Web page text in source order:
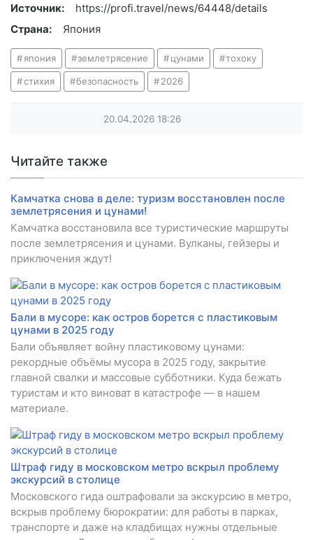
Источник:
https://profi.travel/news/64448/details
Страна:
Япония
япония землетрясение цунами тохоку
стихия безопасность 2026
20.04.2026 18:26
Читайте также
Камчатка снова в деле: туризм восстановлен после
землетрясения и цунами!
Камчатка восстановила все туристические маршруты
после землетрясения и цунами. Вулканы, гейзеры и
приключения ждут!
Бали в мусоре: как остров борется с пластиковым
цунами в 2025 году
Бали объявляет войну пластиковому цунами:
рекордные объёмы мусора в 2025 году, закрытие
главной свалки и массовые субботники. Куда бежать
туристам и кто виноват в катастрофе — в нашем
материале.
Штраф гиду в московском метро вскрыл проблему
экскурсий в столице
Московского гида оштрафовали за экскурсию в метро,
вскрыв проблему бюрократии: для работы в парках,
транспорте и даже на кладбищах нужны отдельные